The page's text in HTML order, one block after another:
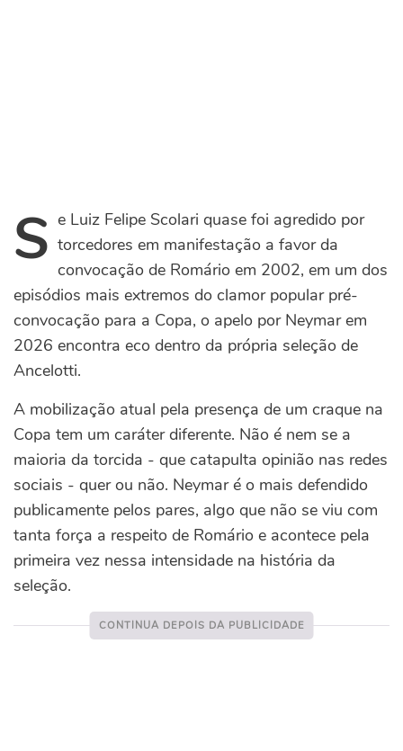
Se Luiz Felipe Scolari quase foi agredido por
torcedores em manifestação a favor da
convocação de Romário em 2002, em um dos
episódios mais extremos do clamor popular pré-
convocação para a Copa, o apelo por Neymar em
2026 encontra eco dentro da própria seleção de
Ancelotti.
A mobilização atual pela presença de um craque na
Copa tem um caráter diferente. Não é nem se a
maioria da torcida - que catapulta opinião nas redes
sociais - quer ou não. Neymar é o mais defendido
publicamente pelos pares, algo que não se viu com
tanta força a respeito de Romário e acontece pela
primeira vez nessa intensidade na história da
seleção.